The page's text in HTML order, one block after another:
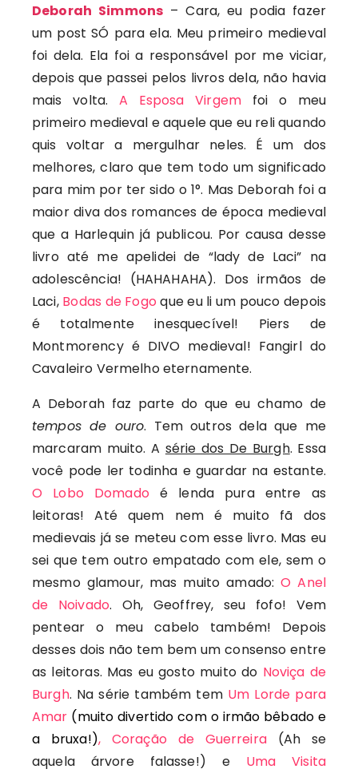
Deborah Simmons – Cara, eu podia fazer
um post SÓ para ela. Meu primeiro medieval
foi dela. Ela foi a responsável por me viciar,
depois que passei pelos livros dela, não havia
mais volta. A Esposa Virgem foi o meu
primeiro medieval e aquele que eu reli quando
quis voltar a mergulhar neles. É um dos
melhores, claro que tem todo um significado
para mim por ter sido o 1°. Mas Deborah foi a
maior diva dos romances de época medieval
que a Harlequin já publicou. Por causa desse
livro até me apelidei de “lady de Laci” na
adolescência! (HAHAHAHA). Dos irmãos de
Laci, Bodas de Fogo que eu li um pouco depois
é totalmente inesquecível! Piers de
Montmorency é DIVO medieval! Fangirl do
Cavaleiro Vermelho eternamente.
A Deborah faz parte do que eu chamo de
tempos de ouro. Tem outros dela que me
marcaram muito. A série dos De Burgh. Essa
você pode ler todinha e guardar na estante.
O Lobo Domado é lenda pura entre as
leitoras! Até quem nem é muito fã dos
medievais já se meteu com esse livro. Mas eu
sei que tem outro empatado com ele, sem o
mesmo glamour, mas muito amado:O Anel
de Noivado. Oh, Geoffrey, seu fofo! Vem
pentear o meu cabelo também! Depois
desses dois não tem bem um consenso entre
as leitoras. Mas eu gosto muito do Noviça de
Burgh. Na série também tem Um Lorde para
Amar (muito divertido com o irmão bêbado e
a bruxa!), Coração de Guerreira(Ah se
aquela árvore falasse!) e Uma Visita